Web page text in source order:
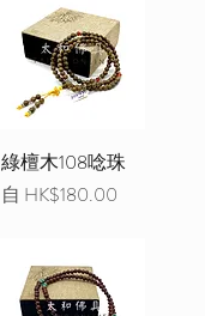
綠檀木108唸珠
自 HK$180.00
促銷價格